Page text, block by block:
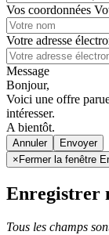
Vos coordonnées
Votre adresse
Message
Bonjour,
Voici une offre
intéresser.
A bientôt.
Annuler
× Fermer la fenêtre
Enregistrer
Tous les champs